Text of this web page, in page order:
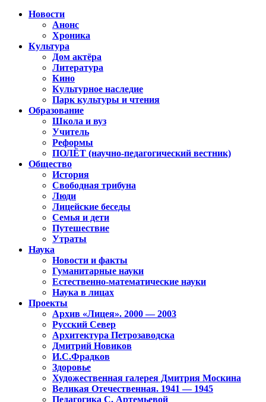
Новости
Анонс
Хроника
Культура
Дом актёра
Литература
Кино
Культурное наследие
Парк культуры и чтения
Образование
Школа и вуз
Учитель
Реформы
ПОЛЁТ (научно-педагогический вестник)
Общество
История
Свободная трибуна
Люди
Лицейские беседы
Семья и дети
Путешествие
Утраты
Наука
Новости и факты
Гуманитарные науки
Естественно-математические науки
Наука в лицах
Проекты
Архив «Лицея». 2000 — 2003
Русский Север
Архитектура Петрозаводска
Дмитрий Новиков
И.С.Фрадков
Здоровье
Художественная галерея Дмитрия Москина
Великая Отечественная. 1941 — 1945
Педагогика С. Артемьевой